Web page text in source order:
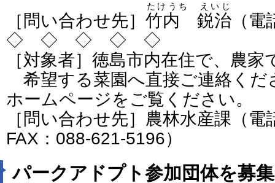
［問い合わせ先］ 竹内 鋭治
たけうち えいじ
（
◇ ◇ ◇ ◇ ◇
［対象者］徳島市内在住で、農家
希望する菜園へ直接ご連絡くだ
ホームページをご覧ください。
［問い合わせ先］農林水産課（
FAX：088-621-5196）
パークアドプト参加団体を募集